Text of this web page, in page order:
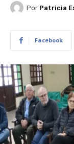
Por Patricia
Facebook